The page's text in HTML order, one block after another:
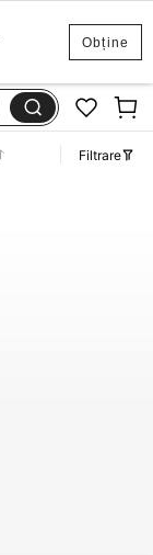
Obține
Filtrare